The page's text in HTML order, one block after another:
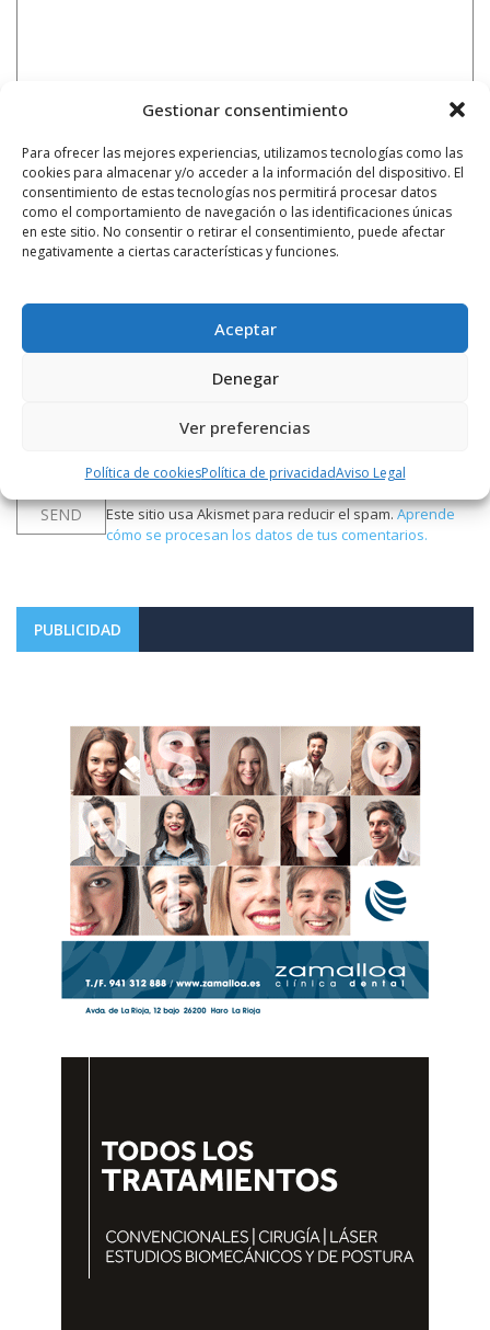
Gestionar consentimiento
Para ofrecer las mejores experiencias, utilizamos tecnologías como las
cookies para almacenar y/o acceder a la información del dispositivo. El
consentimiento de estas tecnologías nos permitirá procesar datos
como el comportamiento de navegación o las identificaciones únicas
en este sitio. No consentir o retirar el consentimiento, puede afectar
negativamente a ciertas características y funciones.
Aceptar
Denegar
Ver preferencias
Política de cookiesPolítica de privacidadAviso Legal
Notificarme vía correo electrónico cuando el comentario sea
Este sitio usa Akismet para reducir el spam.Aprende
cómo se procesan los datos de tus comentarios.
PUBLICIDAD